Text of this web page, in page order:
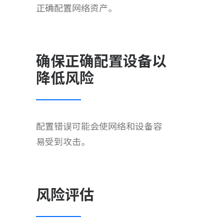
正确配置网络资产。
确保正确配置设备以
降低风险
配置错误可能会使网络和设备容
易受到攻击。
风险评估